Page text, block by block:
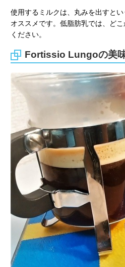
使用するミルクは、丸みを出すと
オススメです。低脂肪乳では、ど
ください。
Fortissio Lungoの美